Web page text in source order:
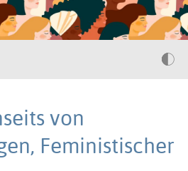
von
Feministischer